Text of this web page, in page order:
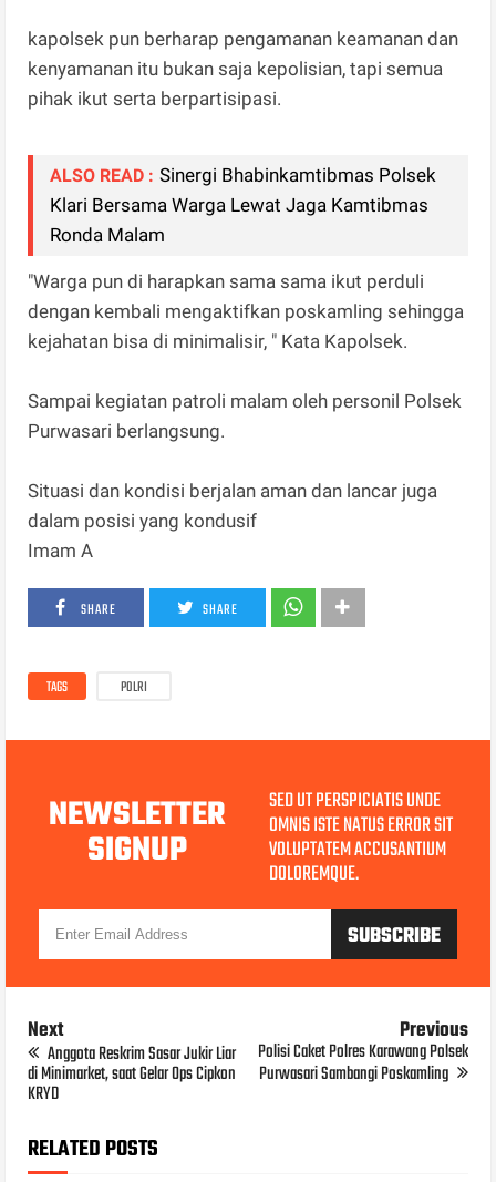
kapolsek pun berharap pengamanan keamanan dan
kenyamanan itu bukan saja kepolisian, tapi semua
pihak ikut serta berpartisipasi.
ALSO READ : Sinergi Bhabinkamtibmas Polsek
Klari Bersama Warga Lewat Jaga Kamtibmas
Ronda Malam‎
"Warga pun di harapkan sama sama ikut perduli
dengan kembali mengaktifkan poskamling sehingga
kejahatan bisa di minimalisir, " Kata Kapolsek.
Sampai kegiatan patroli malam oleh personil Polsek
Purwasari berlangsung.
Situasi dan kondisi berjalan aman dan lancar juga
dalam posisi yang kondusif
Imam A
SHARE SHARE
TAGS POLRI
NEWSLETTER
SIGNUP
SED UT PERSPICIATIS UNDE
OMNIS ISTE NATUS ERROR SIT
VOLUPTATEM ACCUSANTIUM
DOLOREMQUE.
Next
Anggota Reskrim Sasar Jukir Liar
di Minimarket, saat Gelar Ops Cipkon
KRYD
Previous
Polisi Caket Polres Karawang Polsek
Purwasari Sambangi Poskamling
RELATED POSTS